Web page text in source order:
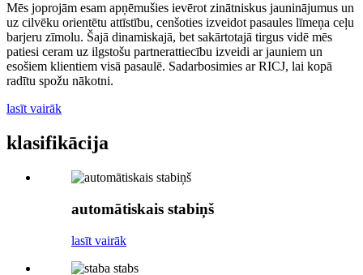
Mēs joprojām esam apņēmušies ievērot zinātniskus jauninājumus un
uz cilvēku orientētu attīstību, cenšoties izveidot pasaules līmeņa ceļu
barjeru zīmolu. Šajā dinamiskajā, bet sakārtotajā tirgus vidē mēs
patiesi ceram uz ilgstošu partnerattiecību izveidi ar jauniem un
esošiem klientiem visā pasaulē. Sadarbosimies ar RICJ, lai kopā
radītu spožu nākotni.
lasīt vairāk
klasifikācija
automātiskais stabiņš
lasīt vairāk